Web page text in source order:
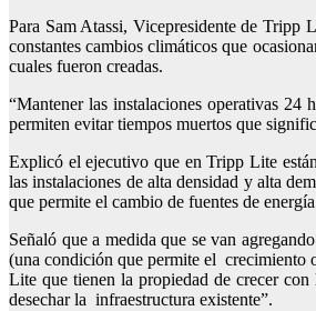
Para Sam Atassi, Vicepresidente de Tripp
constantes cambios climáticos que
cuales fueron creadas.
“Mantener las instalaciones operativas 24
permiten evitar tiempos muertos que
Explicó el ejecutivo que en Tripp Lite
las instalaciones de alta densidad y alta
que permite el cambio de fuentes de
Señaló que a medida que se van
(una condición que permite el crecimiento
Lite que tienen la propiedad de crecer
desechar la infraestructura existente”.